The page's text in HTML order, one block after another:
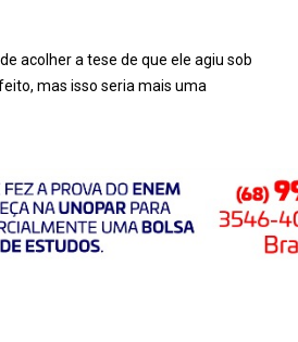
acolher a tese de que ele agiu sob
mas isso seria mais uma